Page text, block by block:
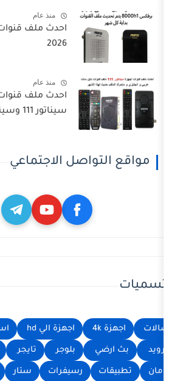
منذ عام
احدث ملف قنوات prifix 8000h1
2026
منذ عام
احدث ملف قنوات لرسيفر
سيناتور 111 وسيناتور 111 بلوتوث
الاجتماعي
اجهزة الي hd استرا المنيو الذهبي
بلوجر تايجر تحويلات ترددات
رسيفرات ستار سوفتات سيناتور